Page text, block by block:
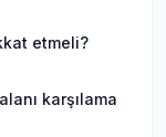
etmeli?
karşılama